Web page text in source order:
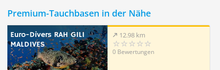
Premium-Tauchbasen in der Nähe
Euro-Divers RAH GILI
MALDIVES
12.98 km
0 Bewertungen